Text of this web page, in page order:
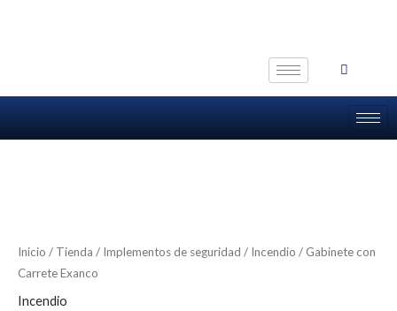
Inicio / Tienda / Implementos de seguridad / Incendio / Gabinete con
Carrete Exanco
Incendio